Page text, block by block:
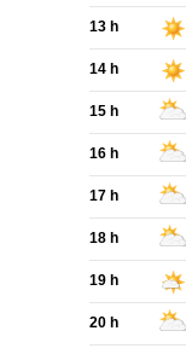
13 h
14 h
15 h
16 h
17 h
18 h
19 h
20 h